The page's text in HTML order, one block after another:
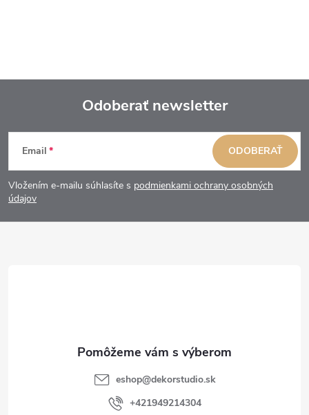
Z
á
p
Odoberať newsletter
Email
Vložením e-mailu súhlasíte s podmienkami ochrany osobných
údajov
ODOBERAŤ
eshop@dekorstudio.sk
+421949214304